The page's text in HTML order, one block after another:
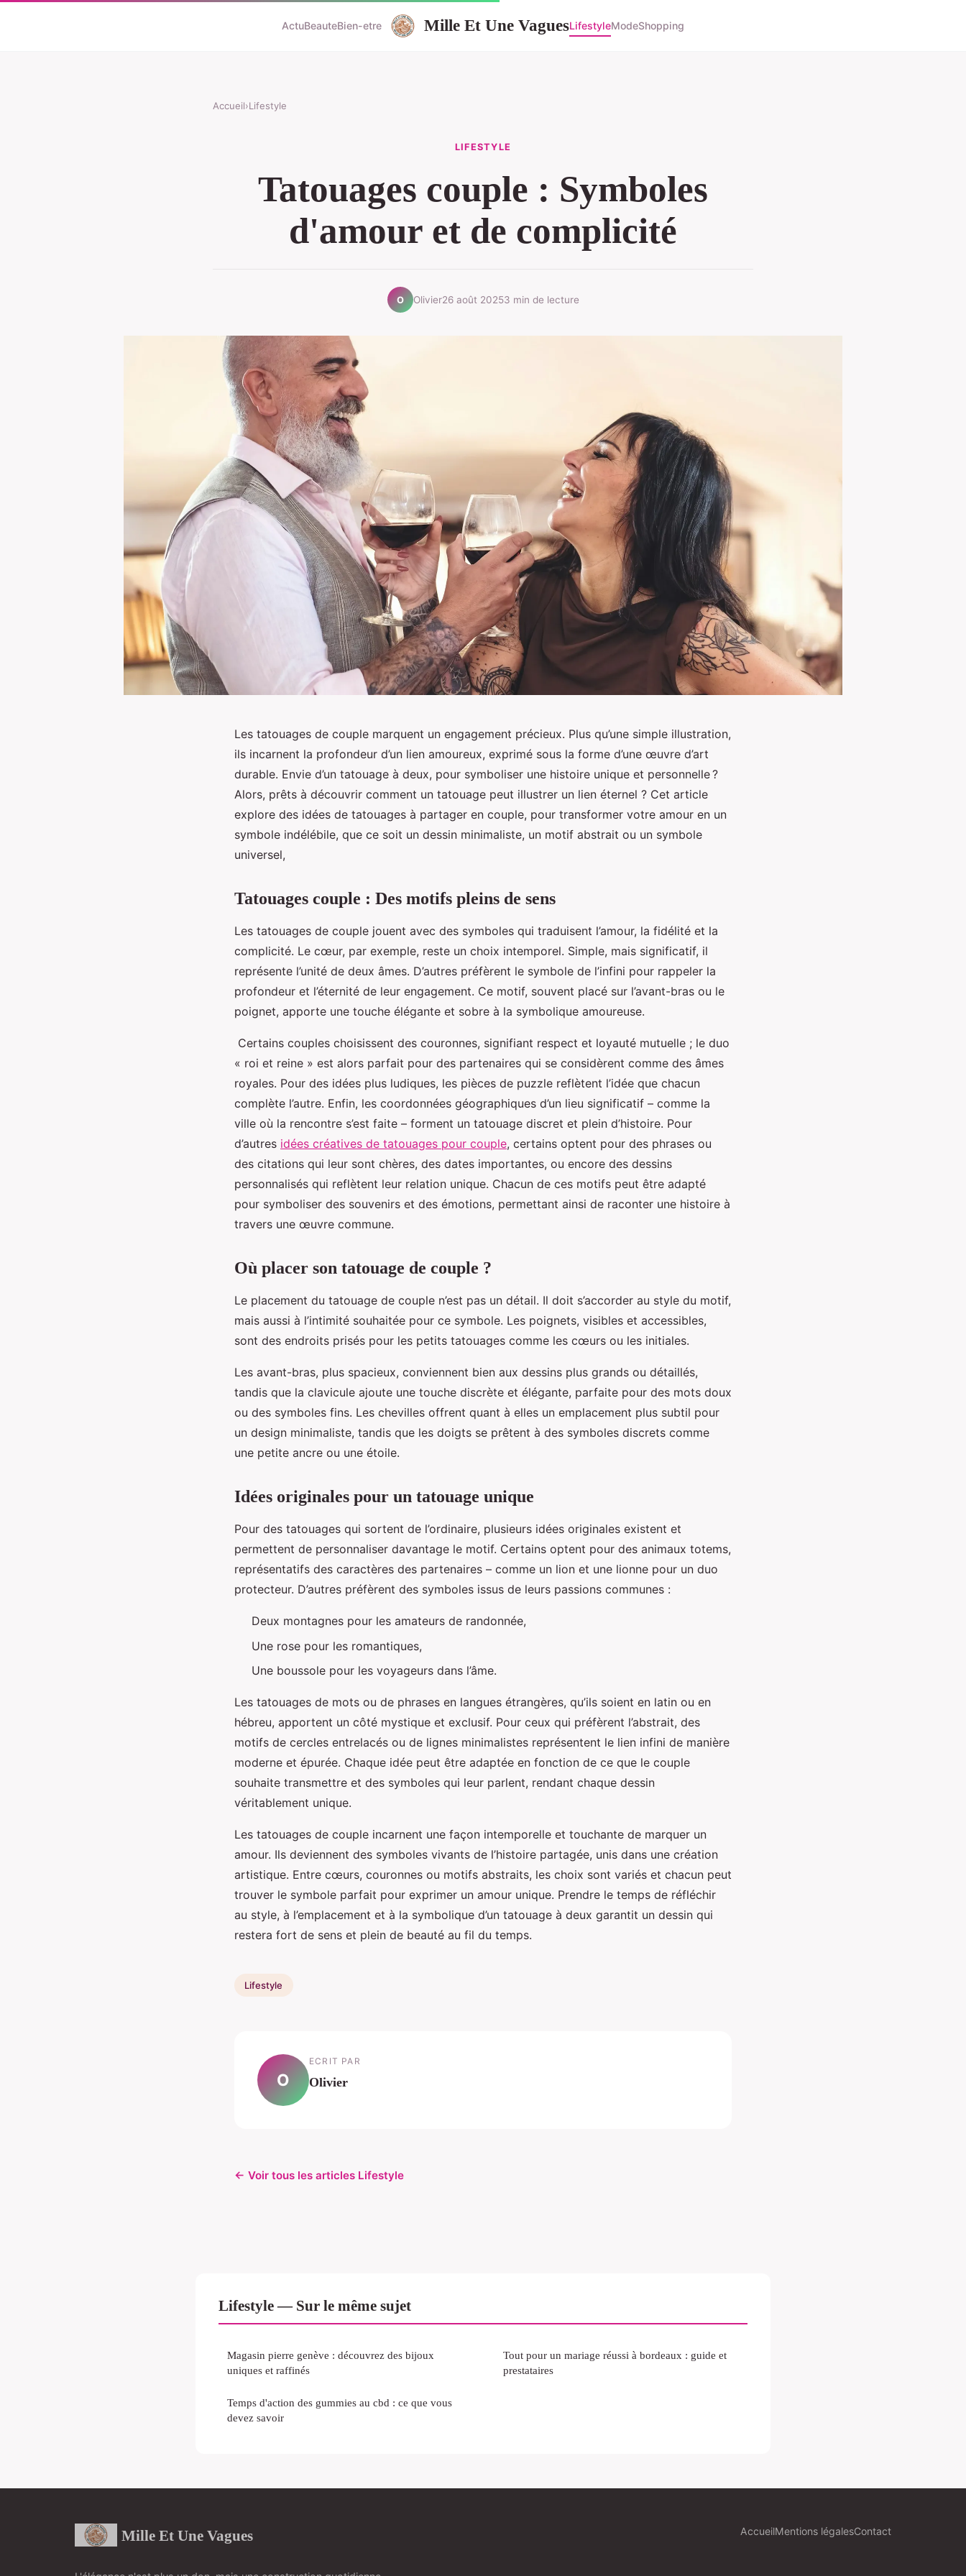
ActuBeauteBien-etre Mille Et Une VaguesLifestyleModeShopping
Accueil›Lifestyle
LIFESTYLE
Tatouages couple : Symboles
d'amour et de complicité
O Olivier26 août 20253 min de lecture
Les tatouages de couple marquent un engagement précieux. Plus qu’une simple illustration,
ils incarnent la profondeur d’un lien amoureux, exprimé sous la forme d’une œuvre d’art
durable. Envie d’un tatouage à deux, pour symboliser une histoire unique et personnelle ?
Alors, prêts à découvrir comment un tatouage peut illustrer un lien éternel ? Cet article
explore des idées de tatouages à partager en couple, pour transformer votre amour en un
symbole indélébile, que ce soit un dessin minimaliste, un motif abstrait ou un symbole
universel,
Tatouages couple : Des motifs pleins de sens
Les tatouages de couple jouent avec des symboles qui traduisent l’amour, la fidélité et la
complicité. Le cœur, par exemple, reste un choix intemporel. Simple, mais significatif, il
représente l’unité de deux âmes. D’autres préfèrent le symbole de l’infini pour rappeler la
profondeur et l’éternité de leur engagement. Ce motif, souvent placé sur l’avant-bras ou le
poignet, apporte une touche élégante et sobre à la symbolique amoureuse.
Certains couples choisissent des couronnes, signifiant respect et loyauté mutuelle ; le duo
« roi et reine » est alors parfait pour des partenaires qui se considèrent comme des âmes
royales. Pour des idées plus ludiques, les pièces de puzzle reflètent l’idée que chacun
complète l’autre. Enfin, les coordonnées géographiques d’un lieu significatif – comme la
ville où la rencontre s’est faite – forment un tatouage discret et plein d’histoire. Pour
d’autres idées créatives de tatouages pour couple, certains optent pour des phrases ou
des citations qui leur sont chères, des dates importantes, ou encore des dessins
personnalisés qui reflètent leur relation unique. Chacun de ces motifs peut être adapté
pour symboliser des souvenirs et des émotions, permettant ainsi de raconter une histoire à
travers une œuvre commune.
Où placer son tatouage de couple ?
Le placement du tatouage de couple n’est pas un détail. Il doit s’accorder au style du motif,
mais aussi à l’intimité souhaitée pour ce symbole. Les poignets, visibles et accessibles,
sont des endroits prisés pour les petits tatouages comme les cœurs ou les initiales.
Les avant-bras, plus spacieux, conviennent bien aux dessins plus grands ou détaillés,
tandis que la clavicule ajoute une touche discrète et élégante, parfaite pour des mots doux
ou des symboles fins. Les chevilles offrent quant à elles un emplacement plus subtil pour
un design minimaliste, tandis que les doigts se prêtent à des symboles discrets comme
une petite ancre ou une étoile.
Idées originales pour un tatouage unique
Pour des tatouages qui sortent de l’ordinaire, plusieurs idées originales existent et
permettent de personnaliser davantage le motif. Certains optent pour des animaux totems,
représentatifs des caractères des partenaires – comme un lion et une lionne pour un duo
protecteur. D’autres préfèrent des symboles issus de leurs passions communes :
Deux montagnes pour les amateurs de randonnée,
Une rose pour les romantiques,
Une boussole pour les voyageurs dans l’âme.
Les tatouages de mots ou de phrases en langues étrangères, qu’ils soient en latin ou en
hébreu, apportent un côté mystique et exclusif. Pour ceux qui préfèrent l’abstrait, des
motifs de cercles entrelacés ou de lignes minimalistes représentent le lien infini de manière
moderne et épurée. Chaque idée peut être adaptée en fonction de ce que le couple
souhaite transmettre et des symboles qui leur parlent, rendant chaque dessin
véritablement unique.
Les tatouages de couple incarnent une façon intemporelle et touchante de marquer un
amour. Ils deviennent des symboles vivants de l’histoire partagée, unis dans une création
artistique. Entre cœurs, couronnes ou motifs abstraits, les choix sont variés et chacun peut
trouver le symbole parfait pour exprimer un amour unique. Prendre le temps de réfléchir
au style, à l’emplacement et à la symbolique d’un tatouage à deux garantit un dessin qui
restera fort de sens et plein de beauté au fil du temps.
Lifestyle
O
ECRIT PAR
Olivier
← Voir tous les articles Lifestyle
Lifestyle — Sur le même sujet
Magasin pierre genève : découvrez des bijoux
uniques et raffinés
Temps d'action des gummies au cbd : ce que vous
devez savoir
Tout pour un mariage réussi à bordeaux : guide et
prestataires
Mille Et Une Vagues AccueilMentions légalesContact